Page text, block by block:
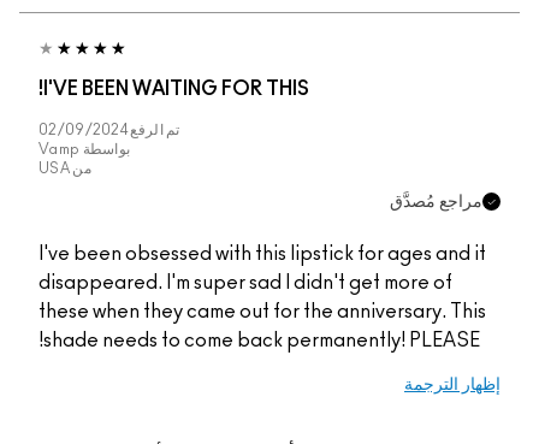
I'VE BEEN WAITING FOR THIS!
تم الرفع 02/09/2024
بواسطة Vamp
من USA
مراجع مُصدَّق
I've been obsessed with this lipstick for ages and it
disappeared. I'm super sad I didn't get more of
these when they came out for the anniversary. This
shade needs to come back permanently! PLEASE!
إظهار الترجمة